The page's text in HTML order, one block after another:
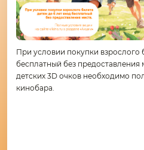
При условии покупки взрослого
бесплатный без предоставления
детских 3D очков необходимо
кинобара.